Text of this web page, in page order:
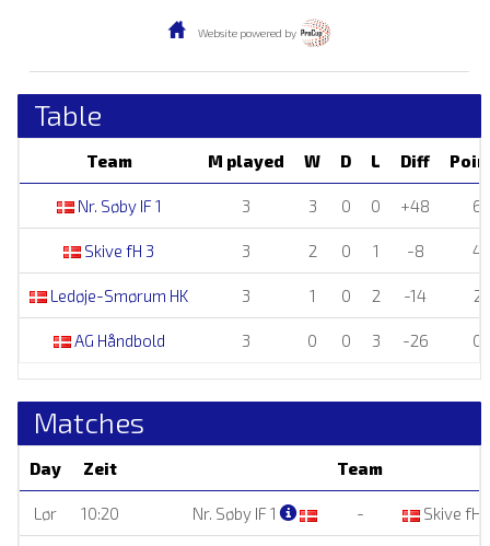
Website powered by
Table
Team M played W D L Diff
Nr. Søby IF 1 3 3 0 0 +48 6
Skive fH 3 3 2 0 1 -8 4
Ledøje-Smørum HK 3 1 0 2 -14 2
AG Håndbold 3 0 0 3 -26 0
Matches
Day Zeit Team
Lør 10:20 Nr. Søby IF 1 - Skive fH